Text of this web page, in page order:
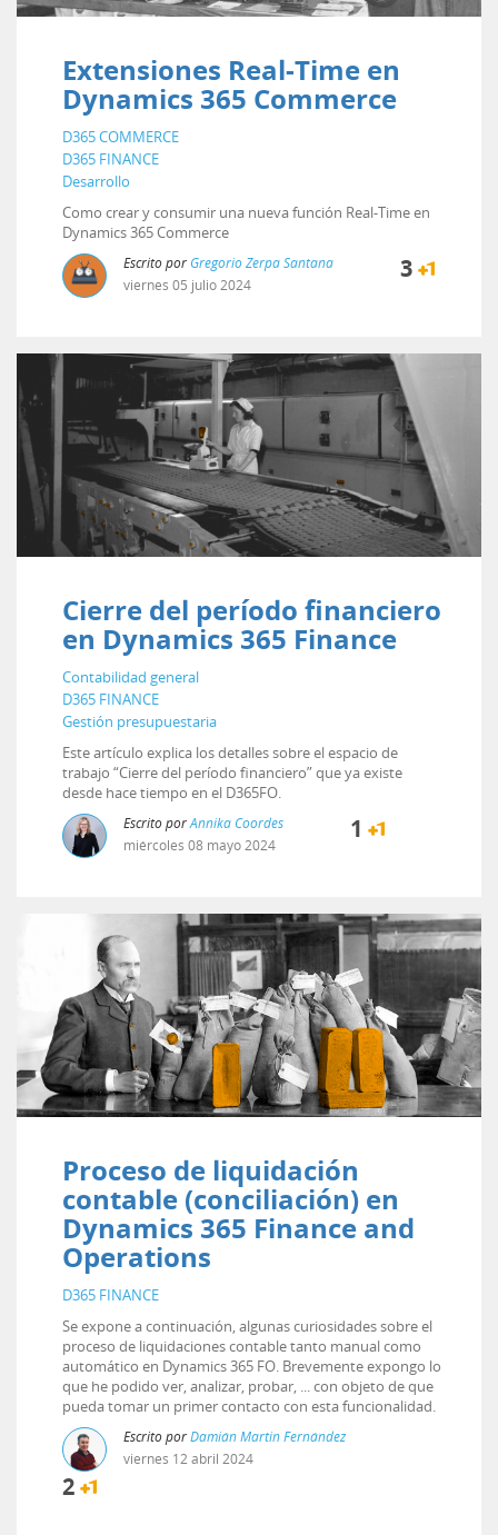
Extensiones Real-Time en
Dynamics 365 Commerce
D365 COMMERCE
D365 FINANCE
Desarrollo
Como crear y consumir una nueva función Real-Time en
Dynamics 365 Commerce
Escrito por Gregorio Zerpa Santana
viernes 05 julio2024
3
Cierre del período financiero
en Dynamics 365 Finance
Contabilidad general
D365 FINANCE
Gestión presupuestaria
Este artículo explica los detalles sobre el espacio de
trabajo “Cierre del período financiero” que ya existe
desde hace tiempo en el D365FO.
Escrito porAnnika Coordes
miércoles 08 mayo2024
1
Proceso de liquidación
contable (conciliación) en
Dynamics 365 Finance and
Operations
D365 FINANCE
Se expone a continuación, algunas curiosidades sobre el
proceso de liquidaciones contable tanto manual como
automático en Dynamics 365 FO. Brevemente expongo lo
que he podido ver, analizar, probar, ... con objeto de que
pueda tomar un primer contacto con esta funcionalidad.
Escrito porDamián Martin Fernández
viernes 12abril 2024
2